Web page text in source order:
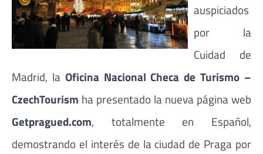
auspiciados
por la
Cuidad de
Madrid, la Oficina Nacional Checa de Turismo –
CzechTourism ha presentado la nueva página web
Getpragued.com, totalmente en Español,
demostrando el interés de la ciudad de Praga por